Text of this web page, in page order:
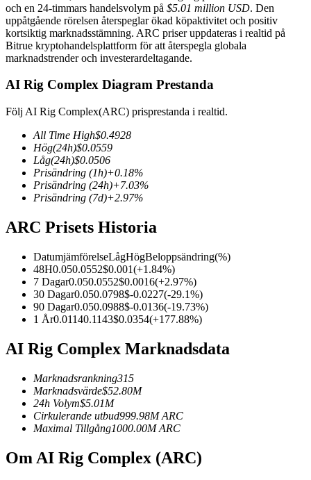
TradFi
Derivat för aktier, valuta, ädelmetaller och råvaror
USDC Futures
och en 24-timmars handelsvolym på $5.01 million USD. Den
uppåtgående rörelsen återspeglar ökad köpaktivitet och positiv
kortsiktig marknadsstämning. ARC priser uppdateras i realtid på
Bitrue kryptohandelsplattform för att återspegla globala
marknadstrender och investerardeltagande.
AI Rig Complex Diagram Prestanda
Följ AI Rig Complex(ARC) prisprestanda i realtid.
All Time High$0.4928
Hög(24h)$0.0559
Låg(24h)$0.0506
Prisändring (1h)+0.18%
Prisändring (24h)+7.03%
Prisändring (7d)+2.97%
ARC Prisets Historia
DatumjämförelseLågHögBeloppsändring(%)
48H0.050.0552$0.001(+1.84%)
7 Dagar0.050.0552$0.0016(+2.97%)
30 Dagar0.050.0798$-0.0227(-29.1%)
90 Dagar0.050.0988$-0.0136(-19.73%)
1 År0.01140.1143$0.0354(+177.88%)
AI Rig Complex Marknadsdata
Marknadsrankning315
Marknadsvärde$52.80M
24h Volym$5.01M
Cirkulerande utbud999.98M ARC
Maximal Tillgång1000.00M ARC
Om AI Rig Complex (ARC)